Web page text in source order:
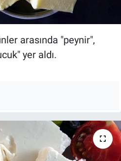
arasında "peynir",
yer aldı.